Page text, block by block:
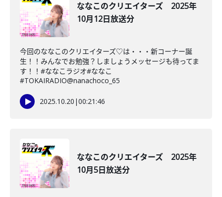
ななこのクリエイターズ 2025年
10月12日放送分
今回のななこのクリエイターズ♡は・・・新コーナー誕
生！！みんなでお勉強？しましょうメッセージも待ってま
す！！#ななこラジオ#ななこ
#TOKAIRADIO@nanachoco_65
2025.10.20 |00:21:46
ななこのクリエイターズ 2025年
10月5日放送分